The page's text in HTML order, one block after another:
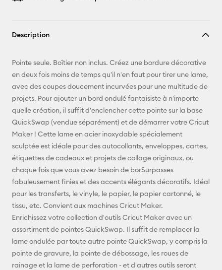
Description
Pointe seule. Boîtier non inclus. Créez une bordure décorative
en deux fois moins de temps qu'il n'en faut pour tirer une lame,
avec des coupes doucement incurvées pour une multitude de
projets. Pour ajouter un bord ondulé fantaisiste à n'importe
quelle création, il suffit d'enclencher cette pointe sur la base
QuickSwap (vendue séparément) et de démarrer votre Cricut
Maker ! Cette lame en acier inoxydable spécialement
sculptée est idéale pour des autocollants, enveloppes, cartes,
étiquettes de cadeaux et projets de collage originaux, ou
chaque fois que vous avez besoin de borSurpasses
fabuleusement finies et des accents élégants décoratifs. Idéal
pour les transferts, le vinyle, le papier, le papier cartonné, le
tissu, etc. Convient aux machines Cricut Maker.
Enrichissez votre collection d'outils Cricut Maker avec un
assortiment de pointes QuickSwap. Il suffit de remplacer la
lame ondulée par toute autre pointe QuickSwap, y compris la
pointe de gravure, la pointe de débossage, les roues de
rainage et la lame de perforation - et d'autres outils seront